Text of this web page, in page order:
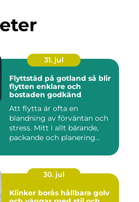
31. jul
Flyttstäd på gotland så blir
flytten enklare och
bostaden godkänd
Att flytta är ofta en
blandning av förväntan och
stress. Mitt i allt bärande,
packande och planering...
30. jul
Klinker borås hållbara golv